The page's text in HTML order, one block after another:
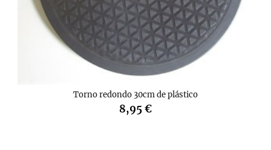
Torno redondo 30cm de plástico
8,95 €